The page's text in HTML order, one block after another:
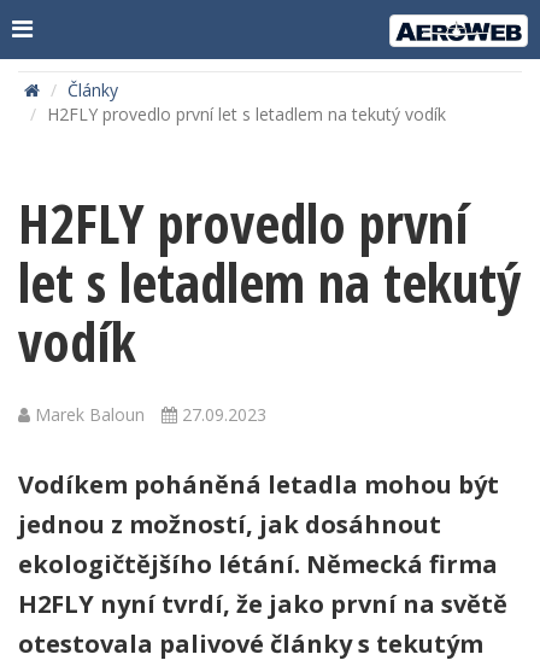
Články
H2FLY provedlo první let s letadlem na tekutý vodík
H2FLY provedlo první
let s letadlem na tekutý
vodík
Marek Baloun 27.09.2023
Vodíkem poháněná letadla mohou být
jednou z možností, jak dosáhnout
ekologičtějšího létání. Německá firma
H2FLY nyní tvrdí, že jako první na světě
otestovala palivové články s tekutým